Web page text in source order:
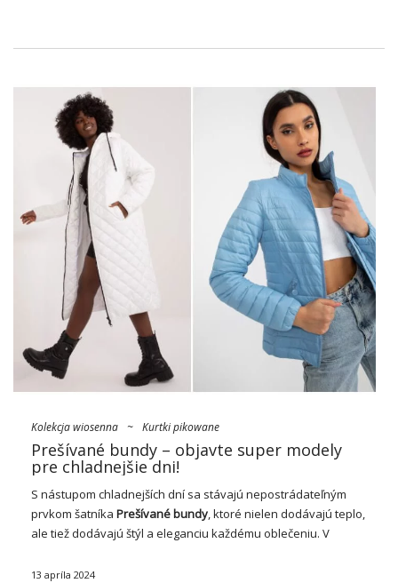
Kolekcja wiosenna ~ Kurtki pikowane
Prešívané bundy – objavte super modely
pre chladnejšie dni!
S nástupom chladnejších dní sa stávajú nepostrádateľným
prvkom šatníka Prešívané bundy, ktoré nielen dodávajú teplo,
ale tiež dodávajú štýl a eleganciu každému oblečeniu. V
dostupné v našom veľkoobchode s oblečením, objavíme …
13 apríla 2024